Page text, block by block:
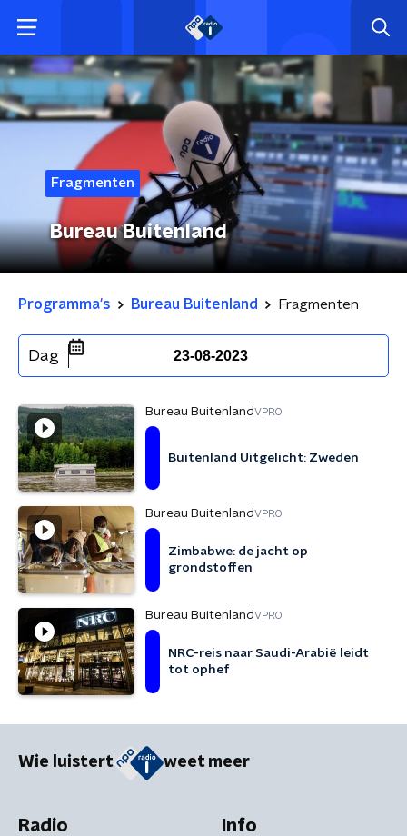
Fragmenten
Bureau Buitenland
Programma's Bureau Buitenland Fragmenten
Dag 23-08-2023
Bureau BuitenlandVPRO
Buitenland Uitgelicht: Zweden
Bureau BuitenlandVPRO
Zimbabwe: de jacht op
grondstoffen
Bureau BuitenlandVPRO
NRC-reis naar Saudi-Arabië leidt
tot ophef
Wie luistert weet meer
Radio Info